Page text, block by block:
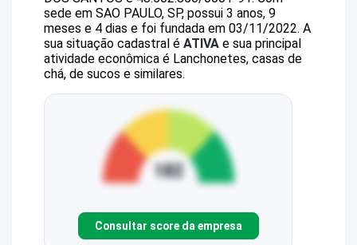
sede em SAO PAULO, SP, possui 3 anos, 9
meses e 4 dias e foi fundada em 03/11/2022. A
sua situação cadastral é ATIVA e sua principal
atividade econômica é Lanchonetes, casas de
chá, de sucos e similares.
Consultar score da empresa